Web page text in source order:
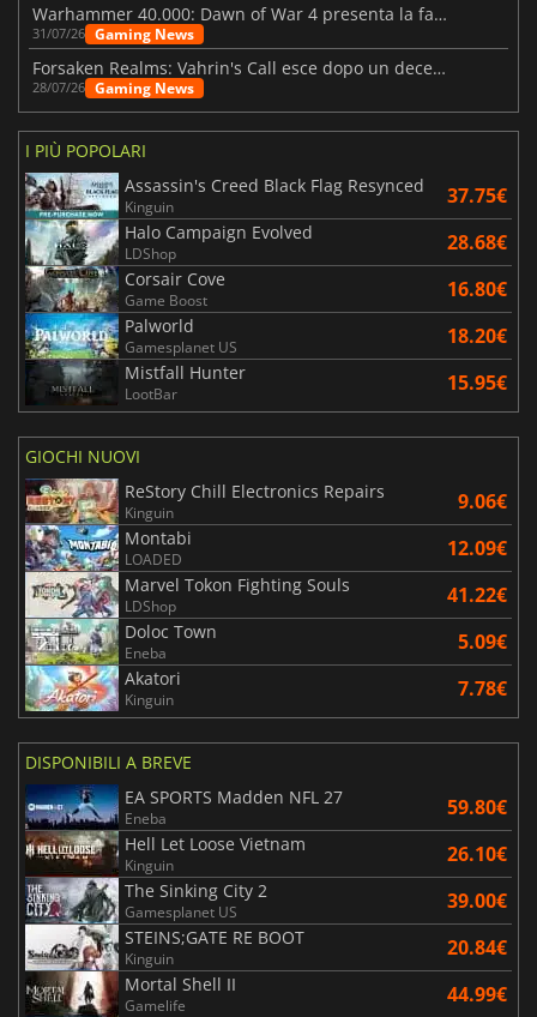
Warhammer 40.000: Dawn of War 4 presenta la fazione dei Necron
31/07/26 Gaming News
Forsaken Realms: Vahrin's Call esce dopo un decennio di sviluppo
28/07/26 Gaming News
I PIÙ POPOLARI
Assassin's Creed Black Flag Resynced
Kinguin 37.75€
Halo Campaign Evolved
LDShop 28.68€
Corsair Cove
Game Boost 16.80€
Palworld
Gamesplanet US 18.20€
Mistfall Hunter
LootBar 15.95€
GIOCHI NUOVI
ReStory Chill Electronics Repairs
Kinguin 9.06€
Montabi
LOADED 12.09€
Marvel Tokon Fighting Souls
LDShop 41.22€
Doloc Town
Eneba 5.09€
Akatori
Kinguin 7.78€
DISPONIBILI A BREVE
EA SPORTS Madden NFL 27
Eneba 59.80€
Hell Let Loose Vietnam
Kinguin 26.10€
The Sinking City 2
Gamesplanet US 39.00€
STEINS;GATE RE BOOT
Kinguin 20.84€
Mortal Shell II
Gamelife 44.99€